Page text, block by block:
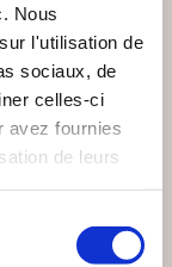
Nous
l'utilisation de
sociaux, de
celles-ci
avez fournies
de leurs
(0 avis)